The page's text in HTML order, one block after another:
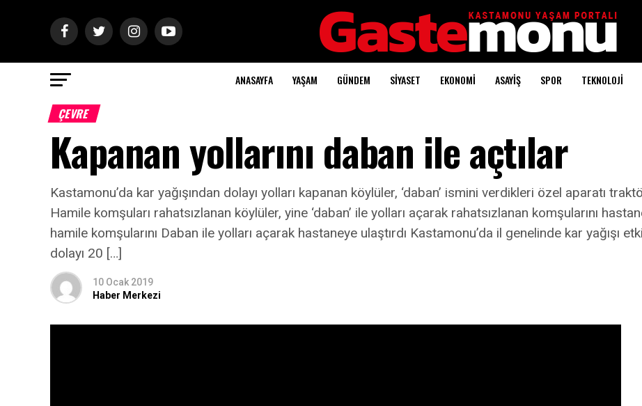
ANASAYFA YAŞAM GÜNDEM SİYASET EKONOMİ ASAYİŞ SPOR TEKNOLOJİ
ÇEVRE
Kapanan yollarını daban ile açtılar
Kastamonu’da kar yağışından dolayı yolları kapanan köylüler, ‘daban’ ismini verdikleri özel aparatı
Hamile komşuları rahatsızlanan köylüler, yine ‘daban’ ile yolları açarak rahatsızlanan komşularını
hamile komşularını Daban ile yolları açarak hastaneye ulaştırdı Kastamonu’da il genelinde kar yağışı
dolayı 20 […]
10 Ocak 2019
Haber Merkezi